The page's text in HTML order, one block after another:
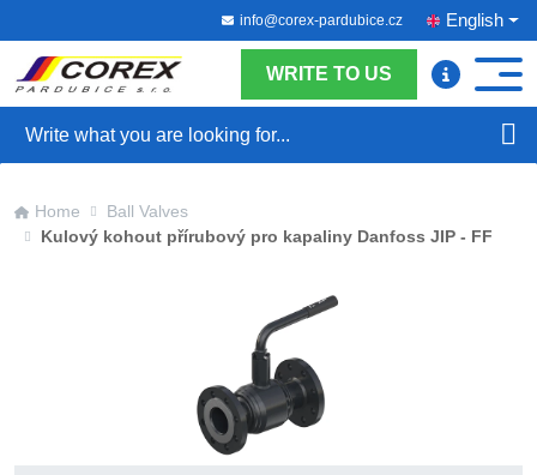
info@corex-pardubice.cz English
WRITE TO US
Home
Ball Valves
Kulový kohout přírubový pro kapaliny Danfoss JIP - FF